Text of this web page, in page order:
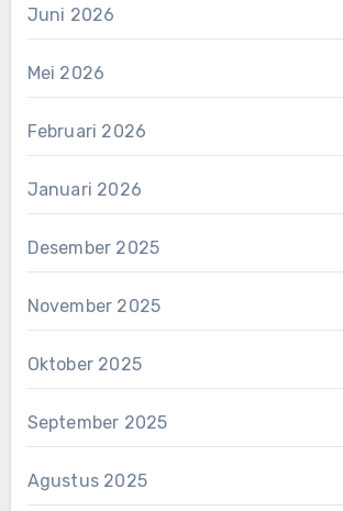
Juni 2026
Mei 2026
Februari 2026
Januari 2026
Desember 2025
November 2025
Oktober 2025
September 2025
Agustus 2025